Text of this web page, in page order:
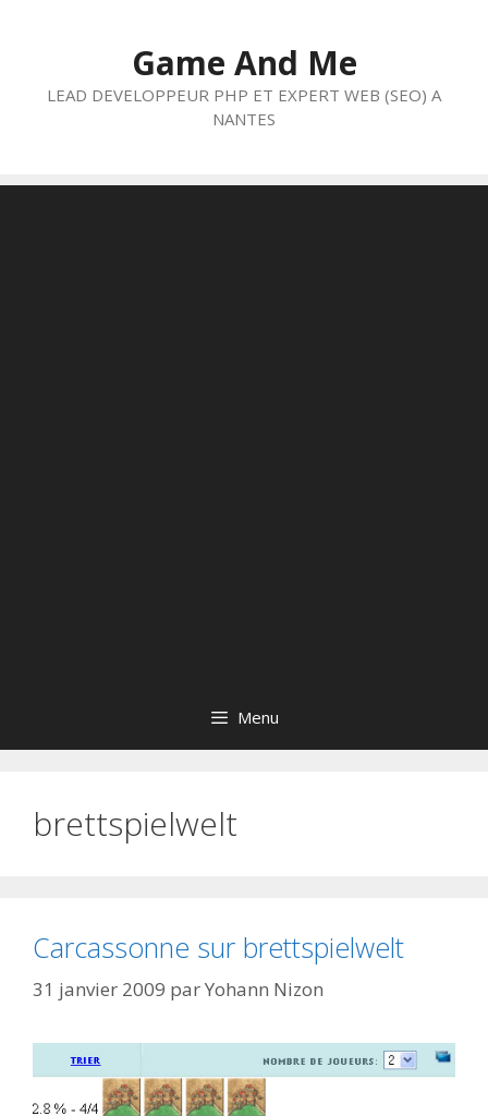
Game And Me
LEAD DEVELOPPEUR PHP ET EXPERT WEB (SEO) A
NANTES
Menu
brettspielwelt
Carcassonne sur brettspielwelt
31 janvier 2009 parYohann Nizon